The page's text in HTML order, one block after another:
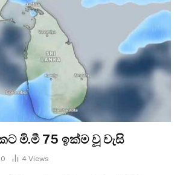
මි.මී 75 ඉක්ම වූ වැසි
0 4 Views